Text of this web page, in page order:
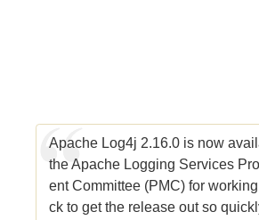
Apache Log4j 2.16.0 is now
the Apache Logging Services
ent Committee (PMC) for
ck to get the release out so